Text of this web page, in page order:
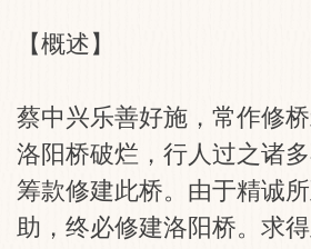
【概述】
蔡中兴乐善好施，常作修
洛阳桥破烂，行人过之诸
筹款修建此桥。由于精诚
助，终必修建洛阳桥。求